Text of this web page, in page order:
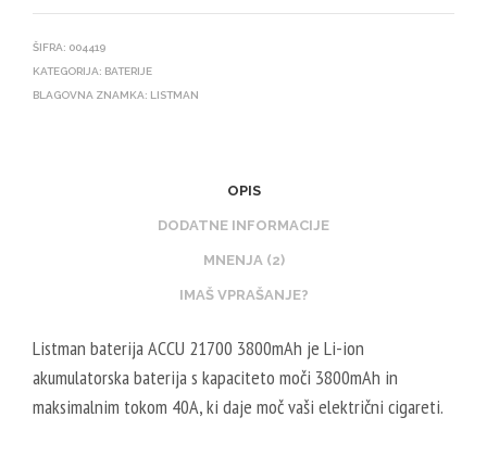
ŠIFRA: 004419
KATEGORIJA: BATERIJE
BLAGOVNA ZNAMKA: LISTMAN
OPIS
DODATNE INFORMACIJE
MNENJA (2)
IMAŠ VPRAŠANJE?
Listman baterija ACCU 21700 3800mAh je Li-ion
akumulatorska baterija s kapaciteto moči 3800mAh in
maksimalnim tokom 40A, ki daje moč vaši električni cigareti.